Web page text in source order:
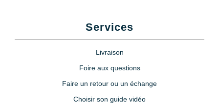
Services
Livraison
Foire aux questions
Faire un retour ou un échange
Choisir son guide vidéo